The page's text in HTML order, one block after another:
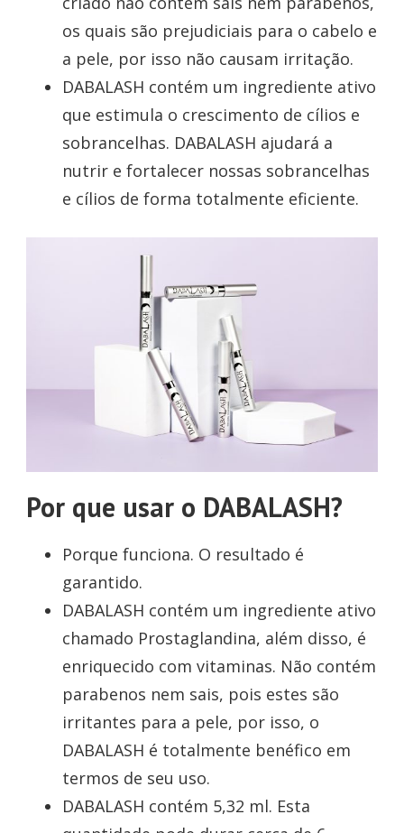
os quais são prejudiciais para o cabelo e
a pele, por isso não causam irritação.
DABALASH contém um ingrediente ativo
que estimula o crescimento de cílios e
sobrancelhas. DABALASH ajudará a
nutrir e fortalecer nossas sobrancelhas
e cílios de forma totalmente eficiente.
Por que usar o DABALASH?
Porque funciona. O resultado é
garantido.
DABALASH contém um ingrediente ativo
chamado Prostaglandina, além disso, é
enriquecido com vitaminas. Não contém
parabenos nem sais, pois estes são
irritantes para a pele, por isso, o
DABALASH é totalmente benéfico em
termos de seu uso.
DABALASH contém 5,32 ml. Esta